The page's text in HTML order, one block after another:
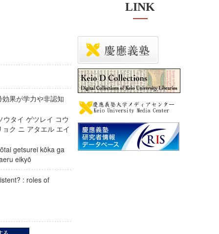
果が学力や非認知
タイ ゲツレイ コウ
ク ニ アタエル エイ
getsurei kōka ga
eikyō
: roles of
LINK